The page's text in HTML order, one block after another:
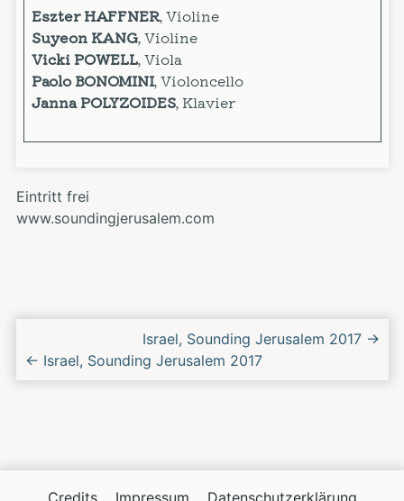
Eszter HAFFNER, Violine
Suyeon KANG, Violine
Vicki POWELL, Viola
Paolo BONOMINI, Violoncello
Janna POLYZOIDES, Klavier
Eintritt frei
www.soundingjerusalem.com
Nächstes/Vorheriges
Konzert
Israel, Sounding Jerusalem 2017 →
← Israel, Sounding Jerusalem 2017
Credits Impressum Datenschutzerklärung